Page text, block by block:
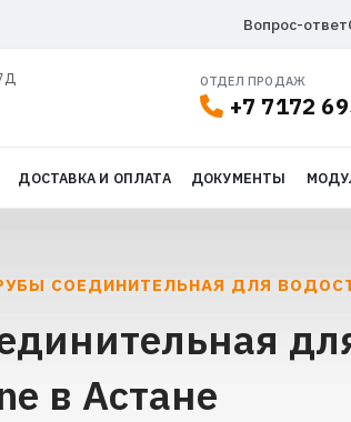
Вопрос-ответ
ОТДЕЛ ПРОДАЖ
+7 7172
ДОСТАВКА И ОПЛАТА ДОКУМЕНТЫ
СОЕДИНИТЕЛЬНАЯ ДЛЯ
в Астане